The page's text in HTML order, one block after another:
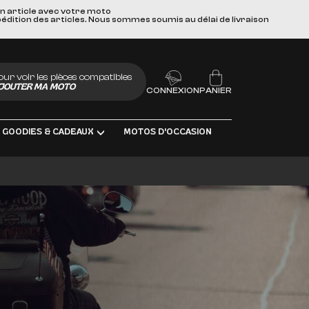
article avec votre moto
des articles. Nous sommes soumis au délai de livraison
voir les pièces compatibles
MA MOTO
CONNEXIONPANIER
GOODIES & CADEAUX MOTOS D'OCCASION